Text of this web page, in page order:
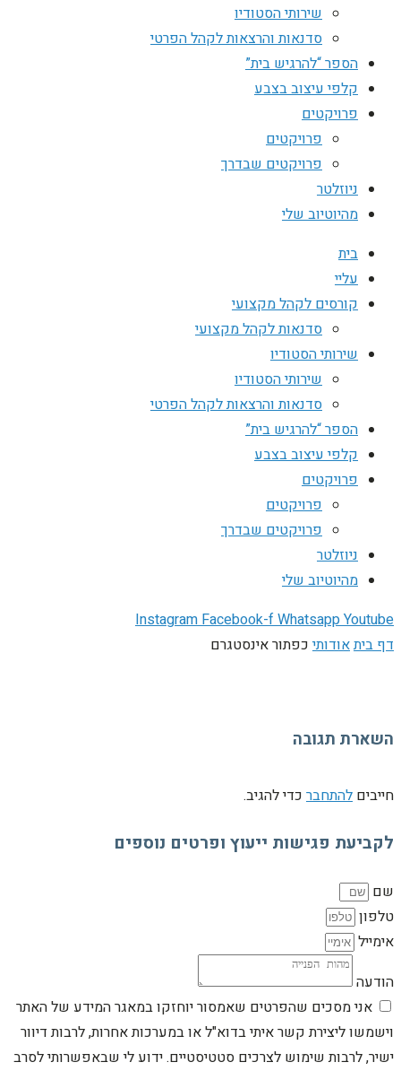
שירותי הסטודיו
סדנאות והרצאות לקהל הפרטי
הספר “להרגיש בית”
קלפי עיצוב בצבע
פרויקטים
פרויקטים
פרויקטים שבדרך
ניוזלטר
מהיוטיוב שלי
בית
עליי
קורסים לקהל מקצועי
סדנאות לקהל מקצועי
שירותי הסטודיו
שירותי הסטודיו
סדנאות והרצאות לקהל הפרטי
הספר “להרגיש בית”
קלפי עיצוב בצבע
פרויקטים
פרויקטים
פרויקטים שבדרך
ניוזלטר
מהיוטיוב שלי
InstagramFacebook-fWhatsappYoutube
דף ביתאודותי כפתור אינסטגרם
השארת תגובה
חייבים להתחבר כדי להגיב.
לקביעת פגישות ייעוץ ופרטים נוספים
שם
טלפון
אימייל
הודעה
אני מסכים שהפרטים שאמסור יוחזקו במאגר המידע של האתר
וישמשו ליצירת קשר איתי בדוא"ל או במערכות אחרות, לרבות דיוור
ישיר, לרבות שימוש לצרכים סטטיסטיים. ידוע לי שבאפשרותי לסרב